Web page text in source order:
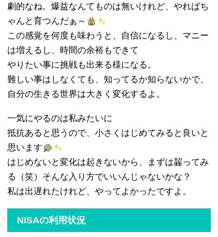
劇的なね。爆益なんてものは無いけれど、やればち
ゃんと育つんだぁ～
この感覚を何度も味わうと、自信になるし、マニー
は増えるし、時間の余裕もできて
やりたい事に挑戦も出来る様になる。
難しい事はしなくても、知ってるか知らないかで、
自分の生きる世界は大きく変化するよ。
一気にやるのは私みたいに
抵抗あると思うので、小さくはじめてみると良いと
思います
はじめないと変化は起きないから、まずは齧ってみ
る（笑）そんな入り方でいいんじゃないかな？
私は出遅れたけれど、やってよかったですよ。
NISAの利用状況